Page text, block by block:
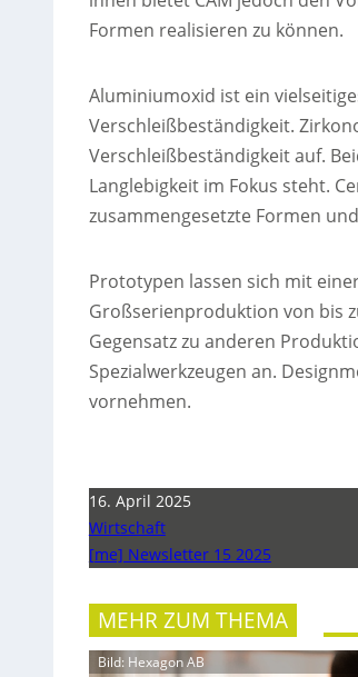
Formen realisieren zu können.
Aluminiumoxid ist ein
Verschleißbeständigkeit.
Verschleißbeständigkeit auf.
Langlebigkeit im Fokus steht.
zusammengesetzte Formen
Prototypen lassen sich mit
Großserienproduktion von bis
Gegensatz zu anderen
Spezialwerkzeugen an.
vornehmen.
16. April 2025
Wirtschaft
[me] Newsletter 15 2025
MEHR ZUM THEMA
Bild: Hexagon AB